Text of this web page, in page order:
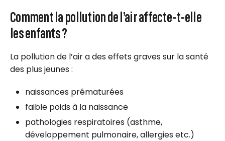
Comment la pollution de l’air affecte-t-elle
les enfants ?
La pollution de l’air a des effets graves sur la santé
des plus jeunes :
naissances prématurées
faible poids à la naissance
pathologies respiratoires (asthme,
développement pulmonaire, allergies etc.)